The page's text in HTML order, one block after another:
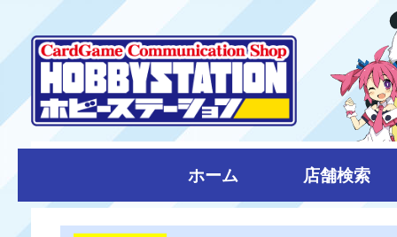
ホーム 店舗検索